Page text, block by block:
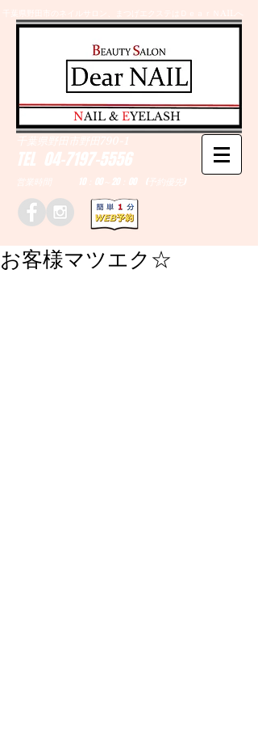
千葉県野田市のネイルサロン、まつげエクステはＤｅａｒＮAILへ
TEL 04-7197-5556
営業時間 10：00～20：00 (予約優先)
千葉県野田市野田790-1
​NAIL & EYELASH
お客様マツエク☆